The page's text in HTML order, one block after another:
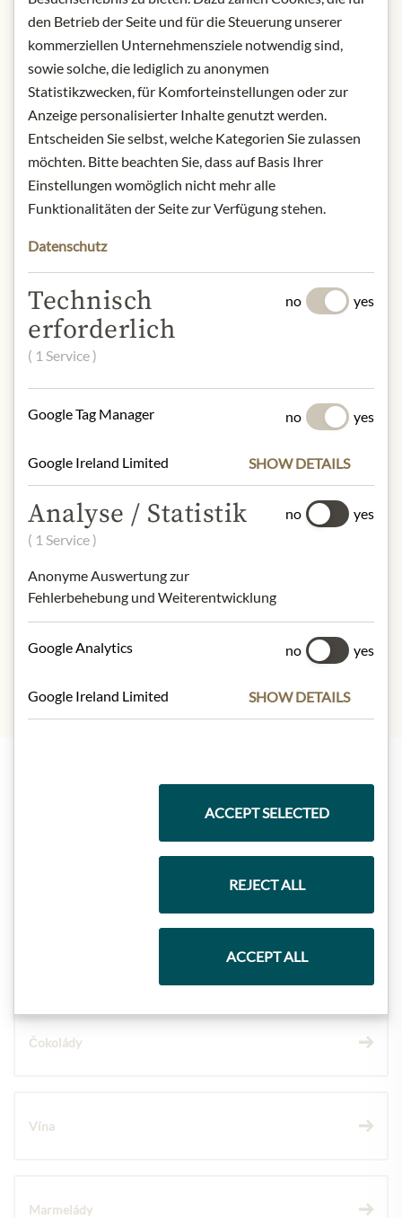
Product name: Toustain Mustard-
260g
Storage: Keep cool, dry and protected
from light.
Contact: Toustain-Barville, 72 rue de
Lessard, 76100, Rouen, France/
service.clients@toustain-
barville.com
Produktdesign von der Abbildung
SLOŽENÍ A ALERGENY
cider vinegar from Normandy*, salt.
Senf, Schwefeldioxid
100g contain on average
Calorific value (energy): 951kJ /
229kcal
Fat:
Carbohydrates:8,5g
- of which sugar:3,8g
Protein:10,2g
Salt: 5,3g
Čokolády
Vína
Marmelády
den Betrieb der Seite und für die Steuerung unserer
kommerziellen Unternehmensziele notwendig sind,
sowie solche, die lediglich zu anonymen
Statistikzwecken, für Komforteinstellungen oder zur
Anzeige personalisierter Inhalte genutzt werden.
Entscheiden Sie selbst, welche Kategorien Sie zulassen
möchten. Bitte beachten Sie, dass auf Basis Ihrer
Einstellungen womöglich nicht mehr alle
Funktionalitäten der Seite zur Verfügung stehen.
Datenschutz
Technisch
erforderlich
( 1 Service )
no yes
Google Tag Manager no yes
Google Ireland Limited SHOW DETAILS
Analyse / Statistik
( 1 Service )
Anonyme Auswertung zur
Fehlerbehebung und Weiterentwicklung
no yes
Google Analytics no yes
Google Ireland Limited SHOW DETAILS
ACCEPT SELECTED
REJECT ALL
ACCEPT ALL